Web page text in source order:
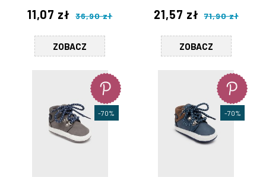
11,07 zł 36,90 zł
ZOBACZ
21,57 zł 71,90 zł
ZOBACZ
-70% -70%